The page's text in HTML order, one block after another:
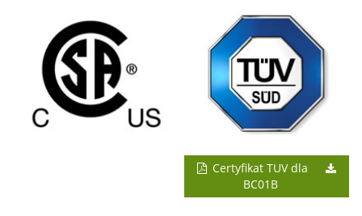
Certyfikat TUV dla
BC01B